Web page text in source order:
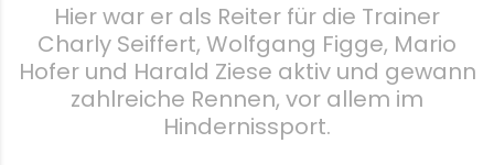
Hier war er als Reiter für die Trainer
Charly Seiffert, Wolfgang Figge, Mario
Hofer und Harald Ziese aktiv und gewann
zahlreiche Rennen, vor allem im
Hindernissport.